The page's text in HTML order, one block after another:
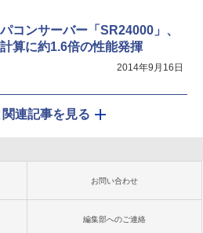
コンサーバー「SR24000」、
算に約1.6倍の性能発揮
2014年9月16日
関連記事を見る
お問い合わせ
編集部へのご連絡